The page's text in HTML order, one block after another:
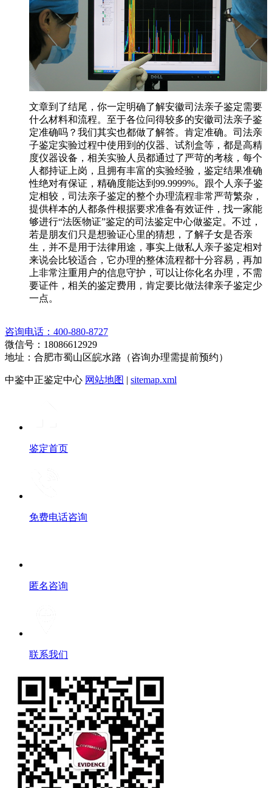
文章到了结尾，你一定明确了解安徽司法亲子鉴定需要
什么材料和流程。至于各位问得较多的安徽司法亲子鉴
定准确吗？我们其实也都做了解答。肯定准确。司法亲
子鉴定实验过程中使用到的仪器、试剂盒等，都是高精
度仪器设备，相关实验人员都通过了严苛的考核，每个
人都持证上岗，且拥有丰富的实验经验，鉴定结果准确
性绝对有保证，精确度能达到99.9999%。跟个人亲子鉴
定相较，司法亲子鉴定的整个办理流程非常严苛繁杂，
提供样本的人都条件根据要求准备有效证件，找一家能
够进行“法医物证”鉴定的司法鉴定中心做鉴定。不过，
若是朋友们只是想验证心里的猜想，了解子女是否亲
生，并不是用于法律用途，事实上做私人亲子鉴定相对
来说会比较适合，它办理的整体流程都十分容易，再加
上非常注重用户的信息守护，可以让你化名办理，不需
要证件，相关的鉴定费用，肯定要比做法律亲子鉴定少
一点。
咨询电话：400-880-8727
微信号：18086612929
地址：合肥市蜀山区皖水路（咨询办理需提前预约）
中鉴中正鉴定中心 网站地图 | sitemap.xml
鉴定首页
免费电话咨询
匿名咨询
联系我们